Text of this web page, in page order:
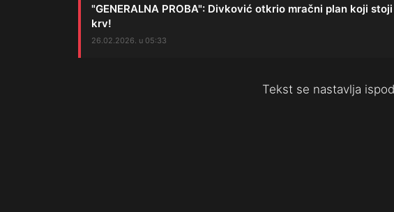
"GENERALNA PROBA": Divković otkrio mračni plan koji
krv!
26.02.2026. u 05:33
Tekst se nastavlja